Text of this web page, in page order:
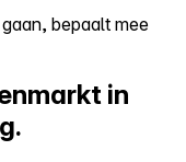
bepaalt mee
in